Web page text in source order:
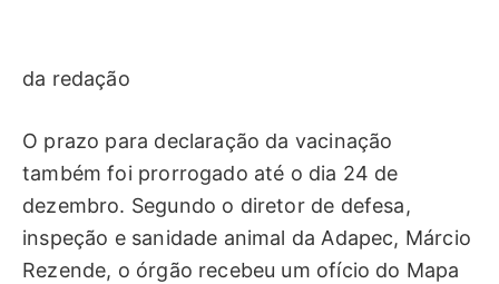
da redação
O prazo para declaração da vacinação
também foi prorrogado até o dia 24 de
dezembro. Segundo o diretor de defesa,
inspeção e sanidade animal da Adapec, Márcio
Rezende, o órgão recebeu um ofício do Mapa